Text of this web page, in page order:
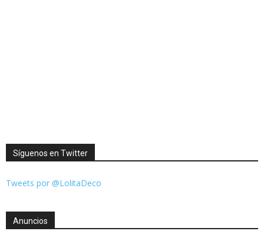
Síguenos en Twitter
Tweets por @LolitaDeco
Anuncios